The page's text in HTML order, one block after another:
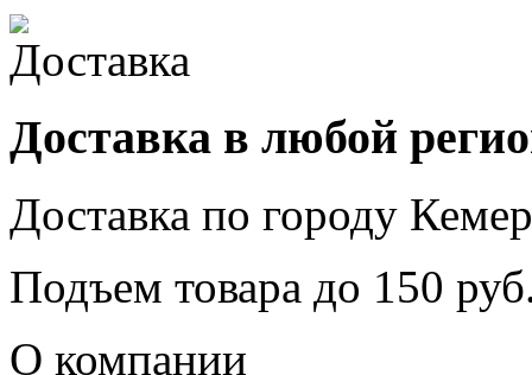
Доставка в любой
Доставка по городу
Подъем товара до 150
О компании